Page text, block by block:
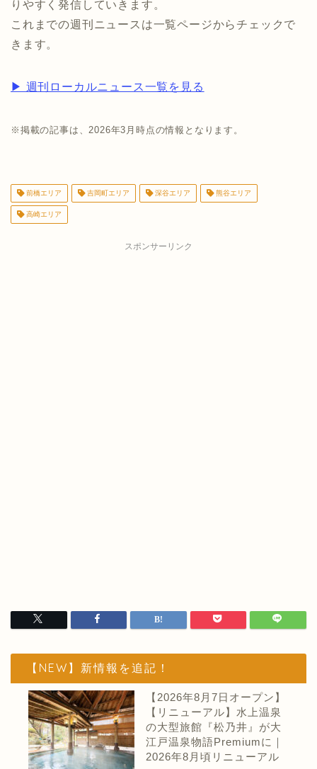
りやすく発信していきます。
これまでの週刊ニュースは一覧ページからチェックで
きます。
▶ 週刊ローカルニュース一覧を見る
※掲載の記事は、2026年3月時点の情報となります。
前橋エリア 吉岡町エリア 深谷エリア 熊谷エリア
高崎エリア
スポンサーリンク
【NEW】新情報を追記！
【2026年8月7日オープン】
【リニューアル】水上温泉
の大型旅館『松乃井』が大
江戸温泉物語Premiumに｜
2026年8月頃リニューアル